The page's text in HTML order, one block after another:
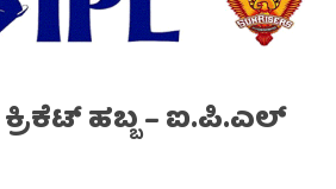
ಹಬ್ಬ – ಐ.ಪಿ.ಎಲ್